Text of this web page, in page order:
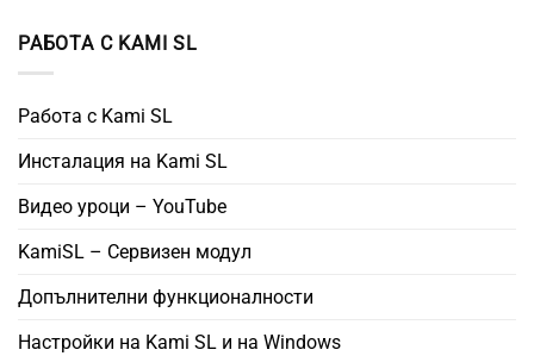
РАБОТА С KAMI SL
Работа с Kami SL
Инсталация на Kami SL
Видео уроци – YouTube
KamiSL – Сервизен модул
Допълнителни функционалности
Настройки на Kami SL и на Windows